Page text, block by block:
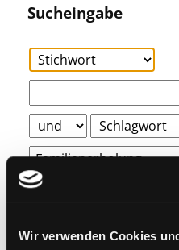
Wir verwenden Cookies
Sucheingabe